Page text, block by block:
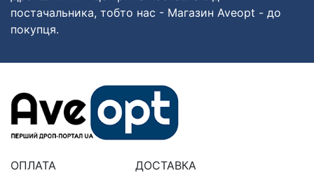
постачальника, тобто нас - Магазин Aveopt - до
покупця.
ОПЛАТА ДОСТАВКА